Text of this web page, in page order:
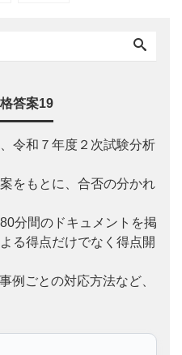
答案19
令和７年度２次試験分析
をもとに、合否の分かれ
分間のドキュメントを掲
る得点だけでなく得点開
ごとの対応方法など、